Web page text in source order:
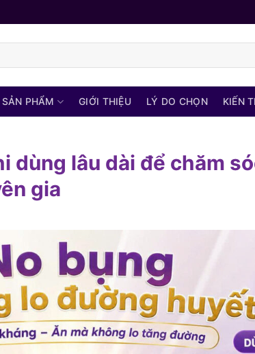
SẢN PHẨM GIỚI THIỆU LÝ DO CHỌN KIẾN
dùng lâu dài để chăm
gia